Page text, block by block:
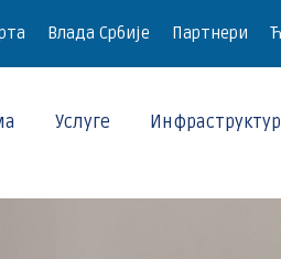
Влада Србије Партнери
Услуге